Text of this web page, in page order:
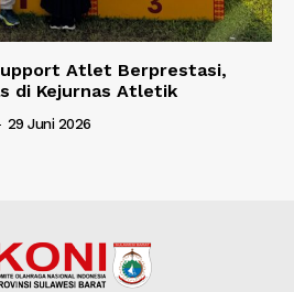
Atlet Berprestasi,
di Kejurnas Atletik
29 Juni 2026